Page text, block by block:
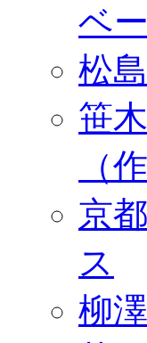
ベ
松
笹
（
京
ス
柳